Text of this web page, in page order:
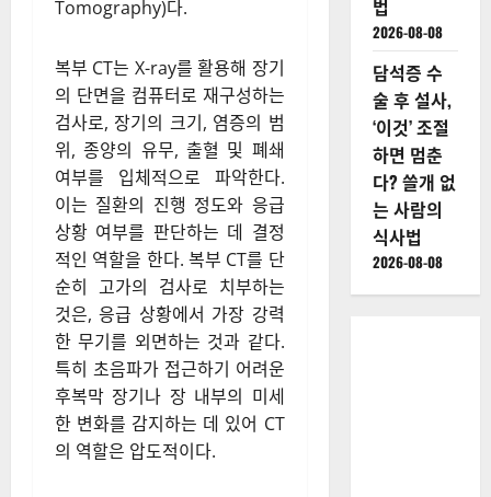
Tomography)다.
복부 CT는 X-ray를 활용해 장기
의 단면을 컴퓨터로 재구성하는
검사로, 장기의 크기, 염증의 범
위, 종양의 유무, 출혈 및 폐쇄
여부를 입체적으로 파악한다.
이는 질환의 진행 정도와 응급
상황 여부를 판단하는 데 결정
적인 역할을 한다. 복부 CT를 단
순히 고가의 검사로 치부하는
것은, 응급 상황에서 가장 강력
한 무기를 외면하는 것과 같다.
특히 초음파가 접근하기 어려운
후복막 장기나 장 내부의 미세
한 변화를 감지하는 데 있어 CT
의 역할은 압도적이다.
법
2026-08-08
담석증 수
술 후 설사,
‘이것’ 조절
하면 멈춘
다? 쓸개 없
는 사람의
식사법
2026-08-08